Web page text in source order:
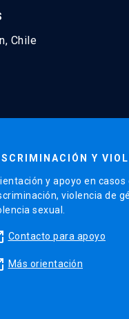
Chile
Y
y apoyo en casos
violencia de
sexual.
Contacto para apoyo
Más orientación